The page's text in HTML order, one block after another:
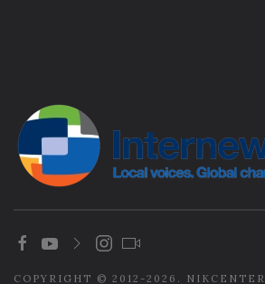
COPYRIGHT © 2012-2026. NIKCENTER